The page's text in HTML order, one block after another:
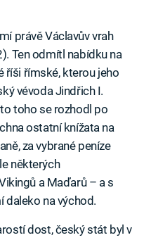
právě Václavův vrah
Ten odmítl nabídku na
říši římské, kterou jeho
vévoda Jindřich I.
toho se rozhodl po
ostatní knížata na
za vybrané peníze
některých
a Maďarů – a s
daleko na východ.
dost, český stát byl v